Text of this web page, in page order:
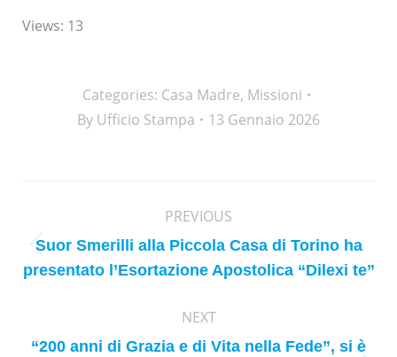
Views: 13
Categories: Casa Madre, Missioni
By Ufficio Stampa 13 Gennaio 2026
PREVIOUS
Previous
post:
Suor Smerilli alla Piccola Casa di Torino ha
presentato l’Esortazione Apostolica “Dilexi te”
NEXT
“200 anni di Grazia e di Vita nella Fede”, si è